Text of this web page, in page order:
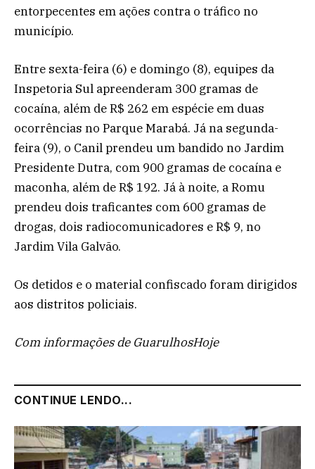
entorpecentes em ações contra o tráfico no
município.
Entre sexta-feira (6) e domingo (8), equipes da
Inspetoria Sul apreenderam 300 gramas de
cocaína, além de R$ 262 em espécie em duas
ocorrências no Parque Marabá. Já na segunda-
feira (9), o Canil prendeu um bandido no Jardim
Presidente Dutra, com 900 gramas de cocaína e
maconha, além de R$ 192. Já à noite, a Romu
prendeu dois traficantes com 600 gramas de
drogas, dois radiocomunicadores e R$ 9, no
Jardim Vila Galvão.
Os detidos e o material confiscado foram dirigidos
aos distritos policiais.
Com informações de GuarulhosHoje
CONTINUE LENDO...